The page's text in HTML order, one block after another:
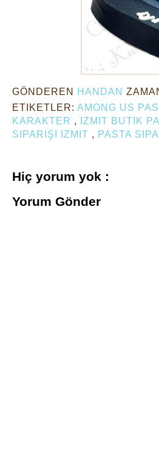
GÖNDEREN HANDAN
ETIKETLER: AMONG US
KARAKTER , IZMIT BUTIK
SIPARIŞI IZMIT , PASTA
Hiç yorum yok :
Yorum Gönder